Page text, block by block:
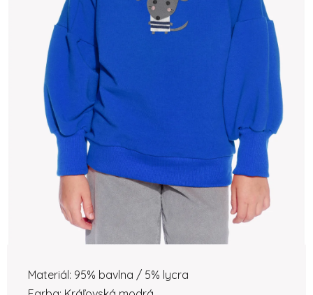
Materiál: 95% bavlna / 5% lycra